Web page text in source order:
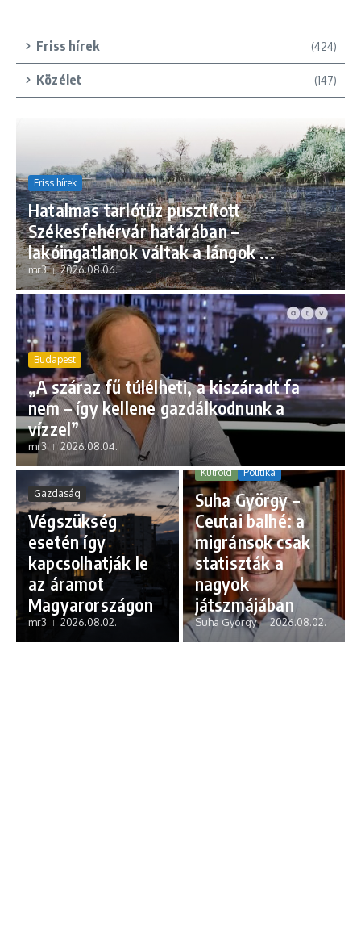
Friss hírek (424)
Közélet (147)
Friss hírek
Hatalmas tarlótűz pusztított
Székesfehérvár határában –
lakóingatlanok váltak a lángok ...
mr3 2026.08.06.
Budapest
„A száraz fű túlélheti, a kiszáradt fa
nem – így kellene gazdálkodnunk a
vízzel”
mr3 2026.08.04.
Gazdaság
Végszükség
esetén így
kapcsolhatják le
az áramot
Magyarországon
mr3 2026.08.02.
Külföld Politika
Suha György –
Ceutai balhé: a
migránsok csak
statiszták a
nagyok
játszmájában
Suha Gyorgy 2026.08.02.